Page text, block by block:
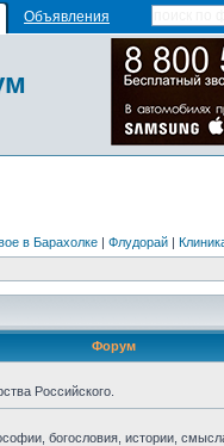
Объявления
в Барахолке | Флудорай |
Форум
Российского.
богословия, истории,